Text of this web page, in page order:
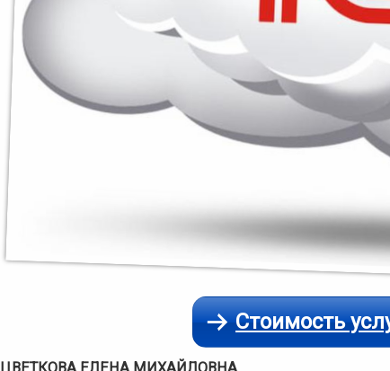
Стоимость